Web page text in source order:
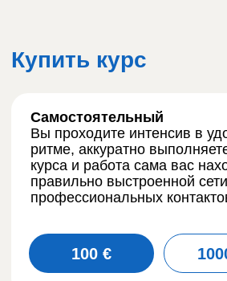
10000 ₽
100 €
Про
Углубленное погружение с ментором.
Интенсив усилен персональной 2‑часовой
личной видео‑консультацией с автором
курса и работа сама вас находит по
правильно выстроенной сети
профессиональных контактов.